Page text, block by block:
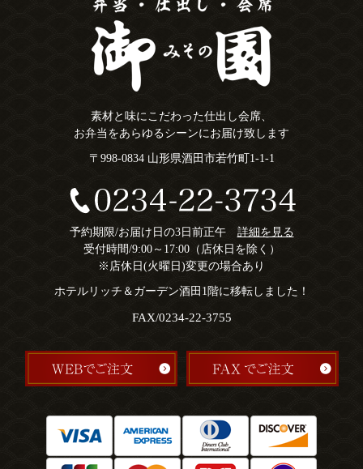
素材と味にこだわった仕出し会席、
お弁当をあらゆるシーンにお届け致します
〒998-0834 山形県酒田市若竹町1-1-1
予約期限/お届け日の3日前正午 詳細を見る
受付時間/9:00～17:00（店休日を除く）
※店休日(火曜日)変更の場合あり
ホテルリッチ＆ガーデン酒田1階に移転しました！
FAX/0234-22-3755